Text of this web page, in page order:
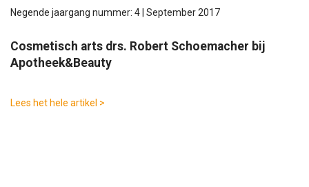
Negende jaargang nummer: 4 | September 2017
Cosmetisch arts drs. Robert Schoemacher bij
Apotheek&Beauty
Lees het hele artikel >